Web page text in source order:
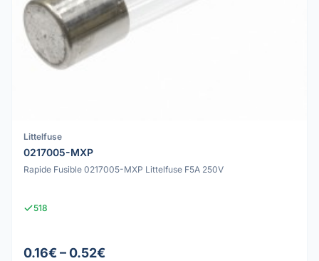
Littelfuse
0217005-MXP
Rapide Fusible 0217005-MXP Littelfuse F5A 250V
518
0.16€ – 0.52€